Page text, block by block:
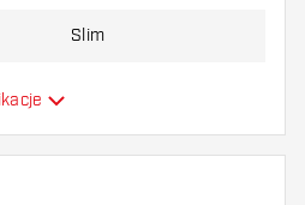
się, który wariant
Slim